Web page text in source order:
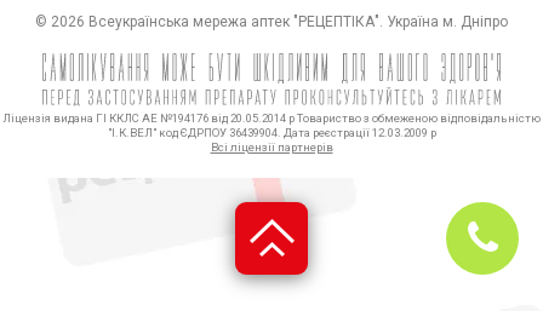
© 2026 Всеукраїнська мережа аптек "РЕЦЕПТІКА". Україна м. Дніпро
Ліцензія видана ГІ ККЛС АЕ №194176 від 20.05.2014 р Товариство з обмеженою відповідальністю
"І.К.ВЕЛ" код ЄДРПОУ 36439904. Дата реєстрації 12.03.2009 р
Всі ліцензії партнерів